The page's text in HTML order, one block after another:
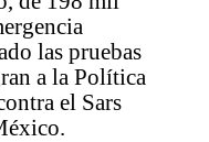
las pruebas
a la Política
el Sars